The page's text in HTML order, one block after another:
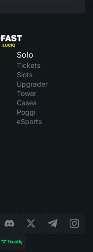
Solo
Tickets
Slots
Upgrader
Tower
Cases
Poggi
eSports